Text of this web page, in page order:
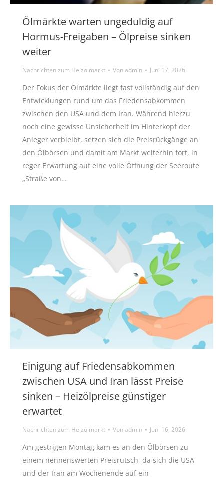
Ölmärkte warten ungeduldig auf
Hormus-Freigaben – Ölpreise sinken
weiter
Nachrichten zum Heizölmarkt Vonadmin Juni 17, 2026
Der Fokus der Ölmärkte liegt fast vollständig auf den
Entwicklungen rund um das Friedensabkommen
zwischen den USA und dem Iran. Während hierzu
noch eine gewisse Unsicherheit im Hinterkopf der
Anleger verbleibt, setzen sich die Preisrückgänge an
den Ölbörsen und damit am Markt weiterhin fort, in
reger Erwartung auf eine volle Öffnung der Seeroute
„Straße von…
Einigung auf Friedensabkommen
zwischen USA und Iran lässt Preise
sinken – Heizölpreise günstiger
erwartet
Nachrichten zum Heizölmarkt Vonadmin Juni 16, 2026
Am gestrigen Montag kam es an den Ölbörsen zu
einem nennenswerten Preisrutsch, da sich die USA
und der Iran am Wochenende auf ein